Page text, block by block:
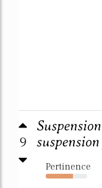
9
Pertinence
66%